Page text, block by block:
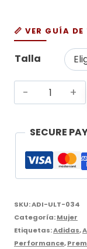
📏 VER GUÍA DE
Talla
Adidas
Ultraboost
5x
cantidad
SECURE
SKU:ADI-ULT-034
Categoría:Mujer
Etiquetas:Adidas,
Performance,